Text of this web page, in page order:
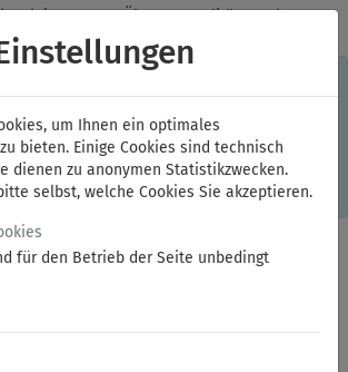
Aktionen ✓Über 20 Qualitätsmarken ✓
im Inland ab 150,00 Euro Bruttowarenwert
werden beispielsweise die Session-
die Spracheinstellung auf Ihrem Rechner
Cookies ist der Funktionsumfang des
Sind Sie damit nicht
Sie bitte hier.
um Ihnen ein optimales
bieten. Einige Cookies sind technisch
dienen zu anonymen Statistikzwecken.
selbst, welche Cookies Sie akzeptieren.
für den Betrieb der Seite unbedingt